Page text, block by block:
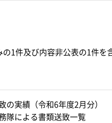
1件及び内容非公表の1件を
の実績（令和6年度2月分）
隊による書類送致一覧